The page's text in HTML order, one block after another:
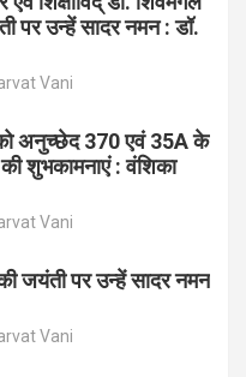
पर उन्हें सादर नमन : डॉ.
Vani
अनुच्छेद 370 एवं 35A के
शुभकामनाएं : वंशिका
Vani
जयंती पर उन्हें सादर नमन
Vani